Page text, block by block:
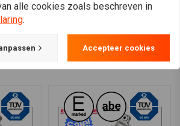
alle cookies zoals beschreven in
.
Accepteer cookies